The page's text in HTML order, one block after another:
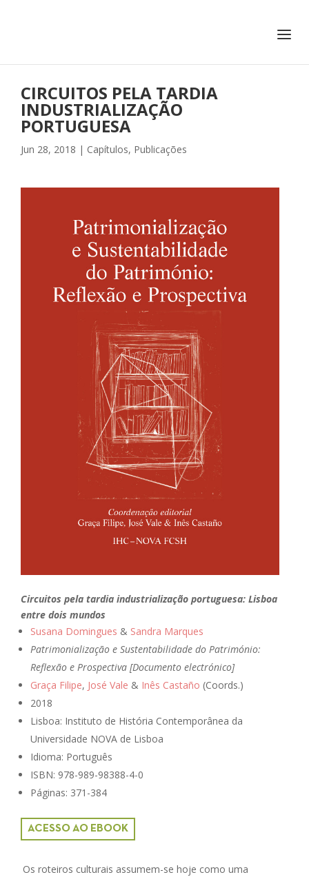
CIRCUITOS PELA TARDIA
INDUSTRIALIZAÇÃO
PORTUGUESA
Jun 28, 2018 | Capítulos, Publicações
Circuitos pela tardia industrialização portuguesa: Lisboa
entre dois mundos
Susana Domingues & Sandra Marques
Patrimonialização e Sustentabilidade do Património:
Reflexão e Prospectiva [Documento electrónico]
Graça Filipe, José Vale & Inês Castaño (Coords.)
2018
Lisboa: Instituto de História Contemporânea da
Universidade NOVA de Lisboa
Idioma: Português
ISBN: 978-989-98388-4-0
Páginas: 371-384
ACESSO AO EBOOK
Os roteiros culturais assumem-se hoje como uma